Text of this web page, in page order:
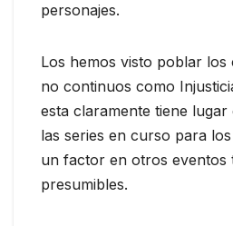
personajes.
Los hemos visto poblar los
no continuos como
esta claramente tiene lugar
las series en curso para
un factor en otros eventos
presumibles.